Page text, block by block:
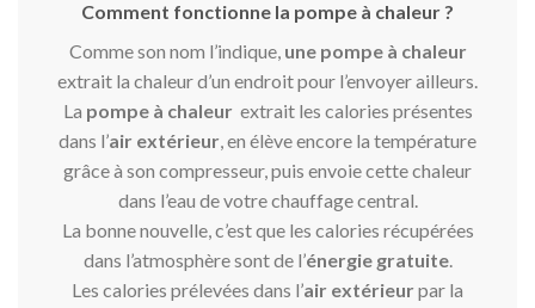
Comment fonctionne la pompe à chaleur ?
Comme son nom l’indique, une pompe à chaleur
extrait la chaleur d’un endroit pour l’envoyer ailleurs.
La pompe à chaleurextrait les calories présentes
dans l’air extérieur , en élève encore la température
grâce à son compresseur, puis envoie cette chaleur
dans l’eau de votre chauffage central.
La bonne nouvelle, c’est que les calories récupérées
dans l’atmosphère sont de l’énergie gratuite.
Les calories prélevées dans l’air extérieurpar la